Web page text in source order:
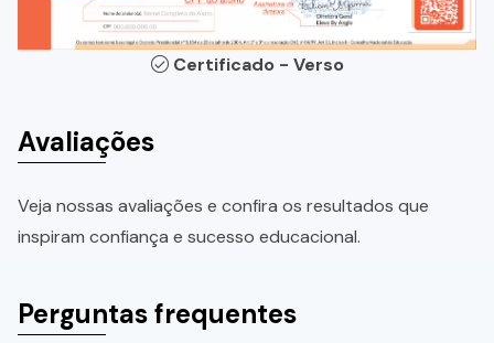
Certificado - Verso
Avaliações
Veja nossas avaliações e confira os resultados que
inspiram confiança e sucesso educacional.
Perguntas frequentes